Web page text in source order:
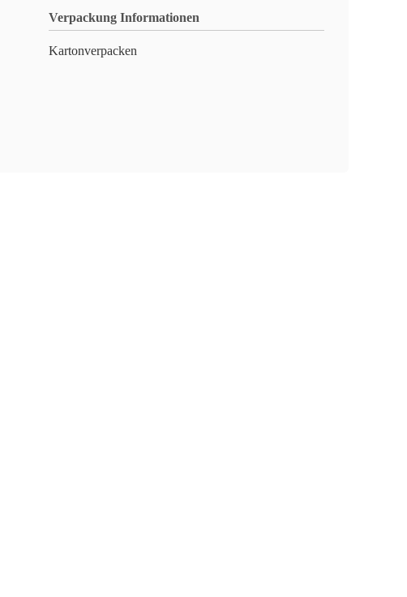
Verpackung Informationen
Kartonverpacken